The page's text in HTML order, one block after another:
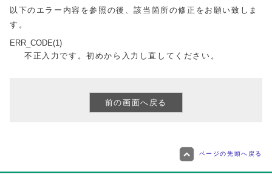
以下のエラー内容を参照の後、該当箇所の修正をお願い致しま
す。
ERR_CODE(1)
不正入力です。初めから入力し直してください。
ページの先頭へ戻る